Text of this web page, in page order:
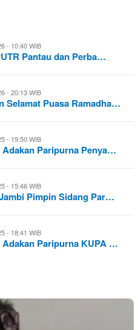
- 10:40 WIB
Pantau dan Perba…
- 20:13 WIB
Selamat Puasa Ramadha…
- 19:50 WIB
Paripurna Penya…
- 15:46 WIB
Pimpin Sidang Par…
- 18:41 WIB
Paripurna KUPA …